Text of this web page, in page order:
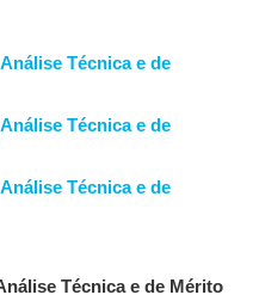
Técnica e de
Técnica e de
Técnica e de
Técnica e de Mérito